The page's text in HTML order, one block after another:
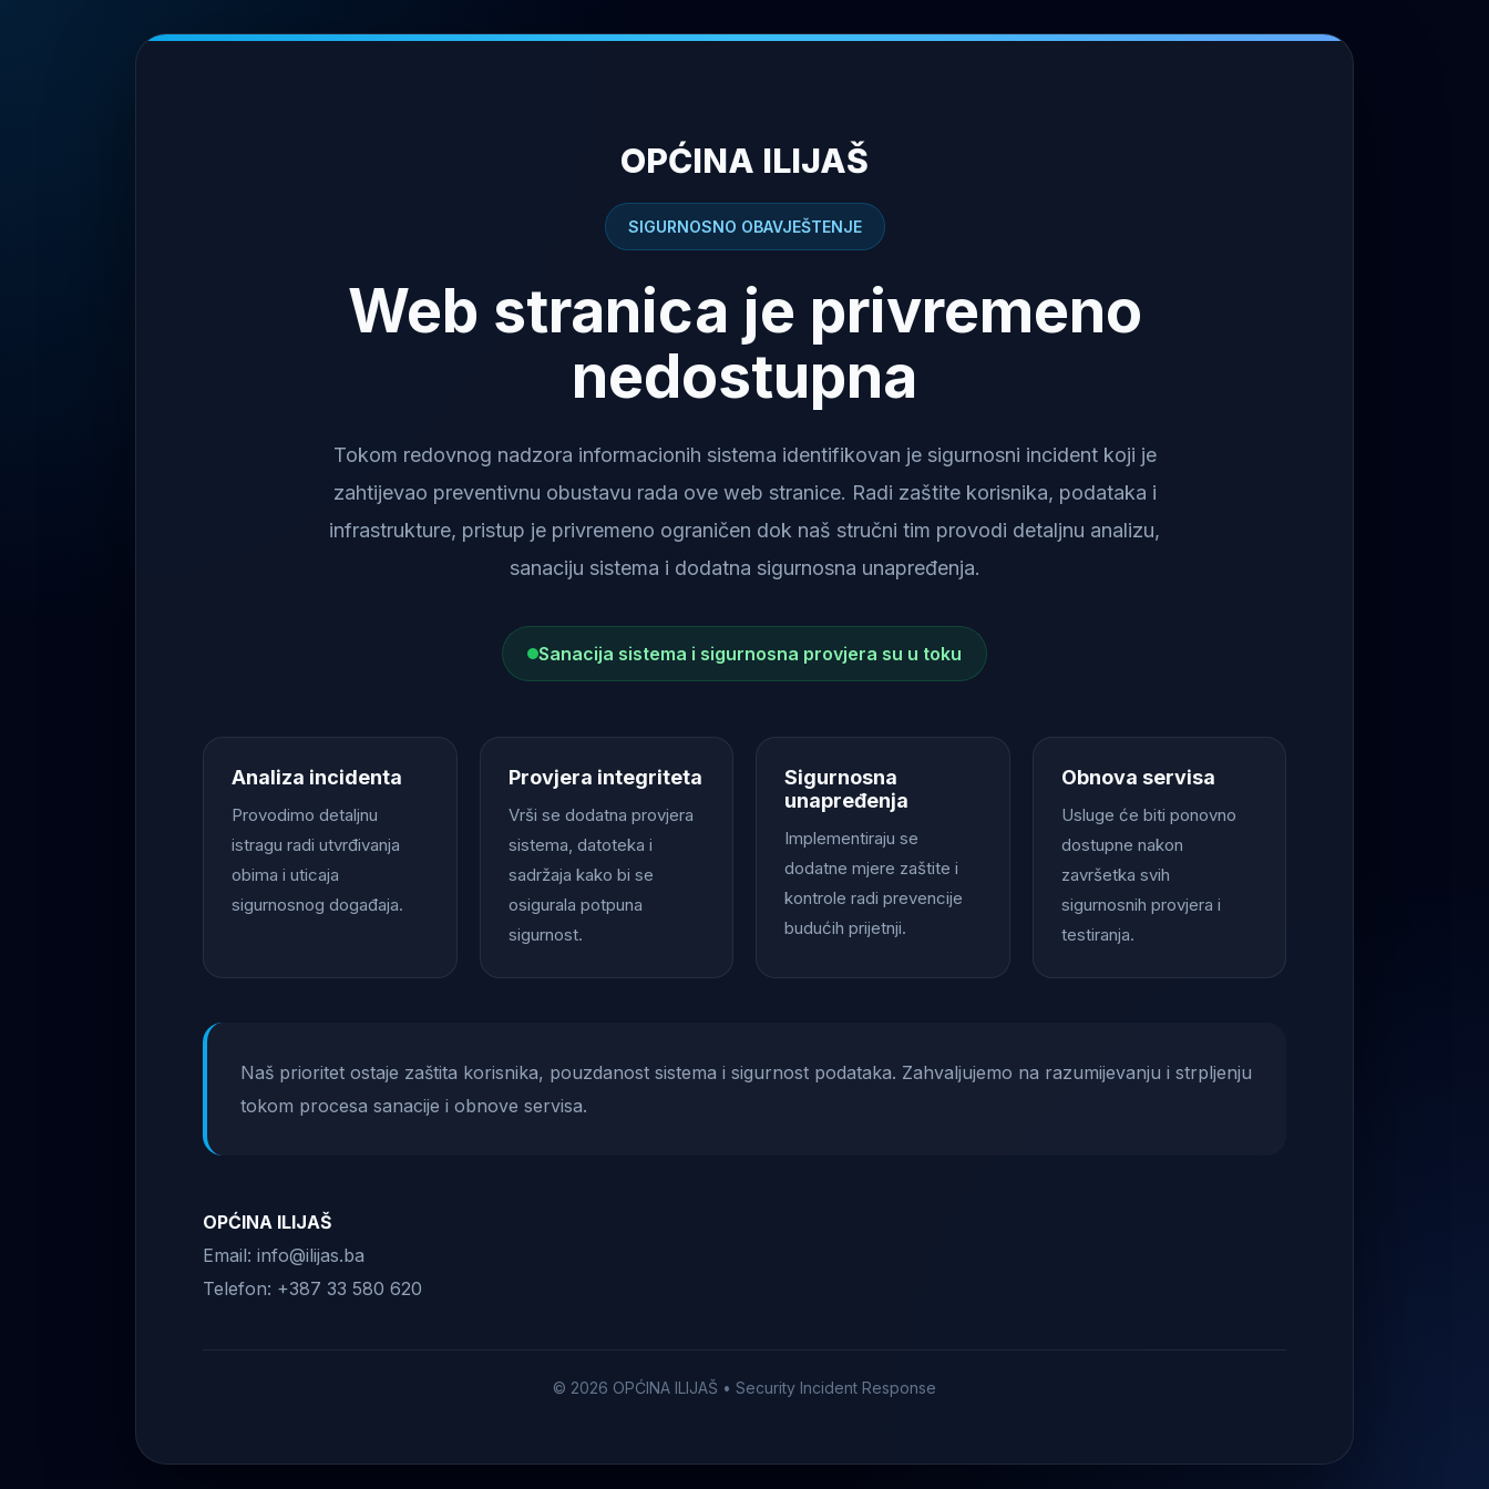
OPĆINA ILIJAŠ
SIGURNOSNO OBAVJEŠTENJE
Web stranica je privremeno
nedostupna
Tokom redovnog nadzora informacionih sistema identifikovan je sigurnosni incident koji je
zahtijevao preventivnu obustavu rada ove web stranice. Radi zaštite korisnika, podataka i
infrastrukture, pristup je privremeno ograničen dok naš stručni tim provodi detaljnu analizu,
sanaciju sistema i dodatna sigurnosna unapređenja.
Sanacija sistema i sigurnosna provjera su u toku
Analiza incidenta
Provodimo detaljnu
istragu radi utvrđivanja
obima i uticaja
sigurnosnog događaja.
Provjera integriteta
Vrši se dodatna provjera
sistema, datoteka i
sadržaja kako bi se
osigurala potpuna
sigurnost.
Sigurnosna
unapređenja
Implementiraju se
dodatne mjere zaštite i
kontrole radi prevencije
budućih prijetnji.
Obnova servisa
Usluge će biti ponovno
dostupne nakon
završetka svih
sigurnosnih provjera i
testiranja.
Naš prioritet ostaje zaštita korisnika, pouzdanost sistema i sigurnost podataka. Zahvaljujemo na razumijevanju i strpljenju
tokom procesa sanacije i obnove servisa.
OPĆINA ILIJAŠ
Email: info@ilijas.ba
Telefon: +387 33 580 620
© 2026 OPĆINA ILIJAŠ • Security Incident Response